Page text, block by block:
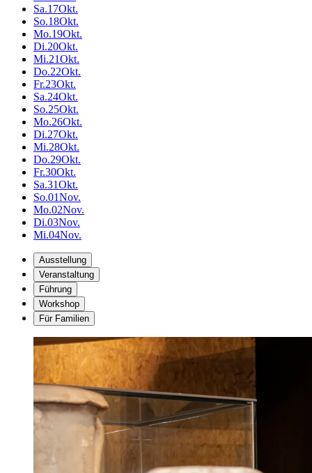
Sa.17Okt.
So.18Okt.
Mo.19Okt.
Di.20Okt.
Mi.21Okt.
Do.22Okt.
Fr.23Okt.
Sa.24Okt.
So.25Okt.
Mo.26Okt.
Di.27Okt.
Mi.28Okt.
Do.29Okt.
Fr.30Okt.
Sa.31Okt.
So.01Nov.
Mo.02Nov.
Di.03Nov.
Mi.04Nov.
Ausstellung
Veranstaltung
Führung
Workshop
Für Familien